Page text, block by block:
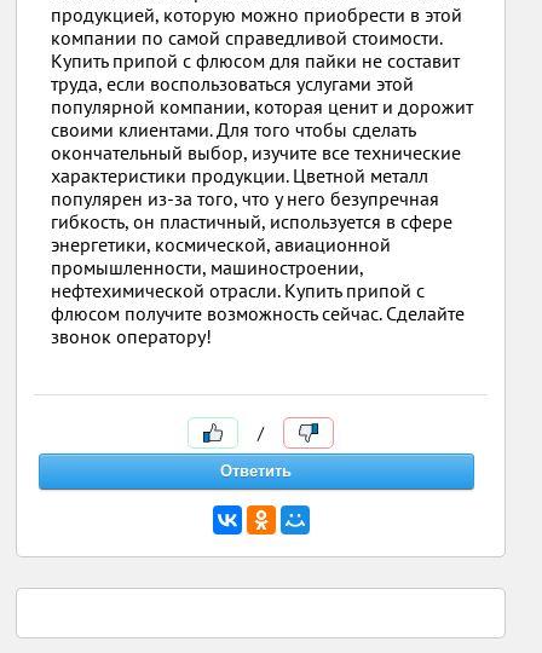
продукцией, которую можно приобрести в этой
компании по самой справедливой стоимости.
Купить припой с флюсом для пайки не составит
труда, если воспользоваться услугами этой
популярной компании, которая ценит и дорожит
своими клиентами. Для того чтобы сделать
окончательный выбор, изучите все технические
характеристики продукции. Цветной металл
популярен из-за того, что у него безупречная
гибкость, он пластичный, используется в сфере
энергетики, космической, авиационной
промышленности, машиностроении,
нефтехимической отрасли. Купить припой с
флюсом получите возможность сейчас. Сделайте
звонок оператору!
/